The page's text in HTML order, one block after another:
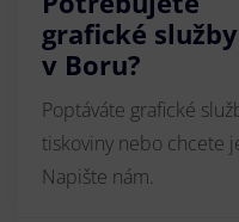
grafické služby
v Boru?
Poptáváte grafické
tiskoviny nebo chcete
Napište nám.